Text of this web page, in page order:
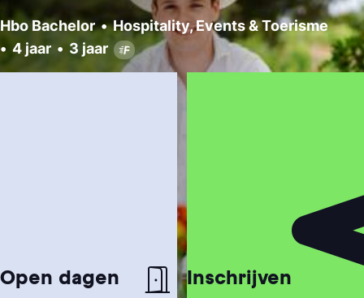
Hbo Bachelor
Hospitality, Events & Toerisme
4 jaar
3 jaar
Open dagen Inschrijven